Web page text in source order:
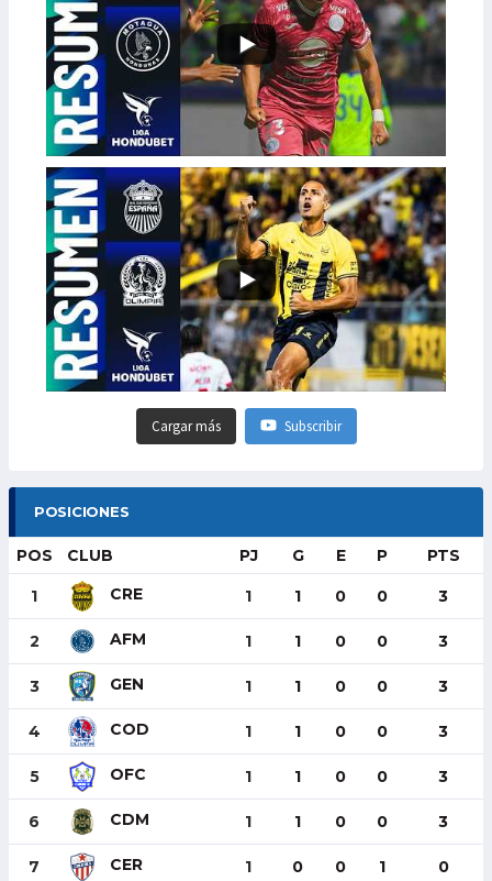
Cargar más Subscribir
POSICIONES
POS CLUB PJ G E P PTS
1 CRE 1 1 0 0 3
2 AFM 1 1 0 0 3
3 GEN 1 1 0 0 3
4 COD 1 1 0 0 3
5 OFC 1 1 0 0 3
6 CDM 1 1 0 0 3
7 CER 1 0 0 1 0